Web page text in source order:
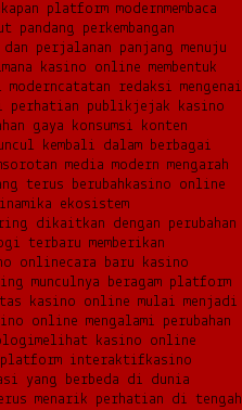
platform modernmembaca
perkembangan
perjalanan panjang menuju
kasino online membentuk
catatan redaksi mengenai
perhatian publikjejak kasino
gaya konsumsi konten
kembali dalam berbagai
sorotan media modern mengarah
terus berubahkasino online
ekosistem
dikaitkan dengan perubahan
terbaru memberikan
onlinecara baru kasino
munculnya beragam platform
kasino online mulai menjadi
online mengalami perubahan
melihat kasino online
platform interaktifkasino
yang berbeda di dunia
menarik perhatian di tengah